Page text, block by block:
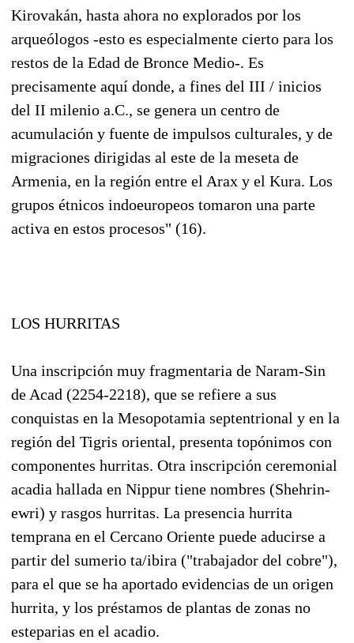
Kirovakán, hasta ahora no explorados por los
arqueólogos -esto es especialmente cierto para los
restos de la Edad de Bronce Medio-. Es
precisamente aquí donde, a fines del III / inicios
del II milenio a.C., se genera un centro de
acumulación y fuente de impulsos culturales, y de
migraciones dirigidas al este de la meseta de
Armenia, en la región entre el Arax y el Kura. Los
grupos étnicos indoeuropeos tomaron una parte
activa en estos procesos" (16).
LOS HURRITAS
Una inscripción muy fragmentaria de Naram-Sin
de Acad (2254-2218), que se refiere a sus
conquistas en la Mesopotamia septentrional y en la
región del Tigris oriental, presenta topónimos con
componentes hurritas. Otra inscripción ceremonial
acadia hallada en Nippur tiene nombres (Shehrin-
ewri) y rasgos hurritas. La presencia hurrita
temprana en el Cercano Oriente puede aducirse a
partir del sumerio ta/ibira ("trabajador del cobre"),
para el que se ha aportado evidencias de un origen
hurrita, y los préstamos de plantas de zonas no
esteparias en el acadio.